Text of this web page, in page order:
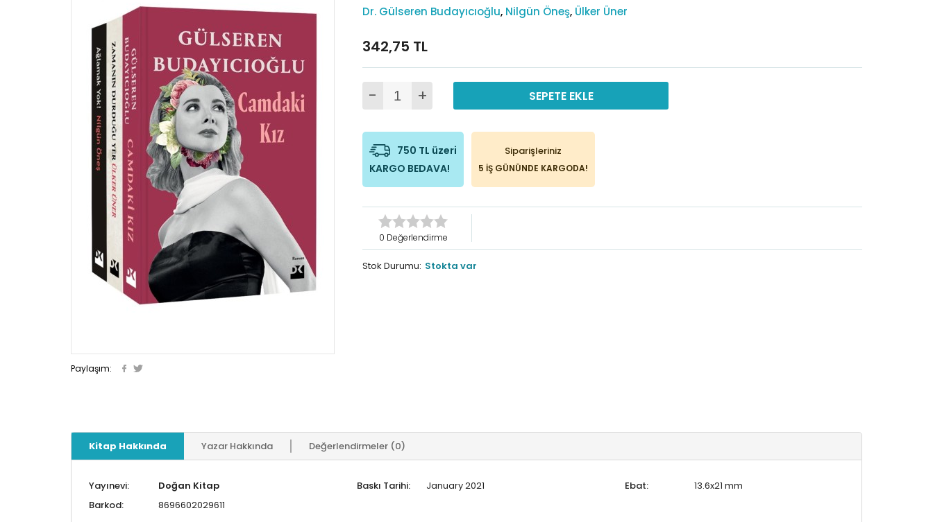
Paylaşım:
Dr. Gülseren Budayıcıoğlu, Nilgün Öneş, Ülker Üner
342,75 TL
- + SEPETE EKLE
750 TL üzeri
KARGO BEDAVA!
Siparişleriniz
5 İŞ GÜNÜNDE KARGODA!
0 Değerlendirme
Stok Durumu: Stokta var
Kitap Hakkında Yazar Hakkında Değerlendirmeler (0)
Yayınevi: Doğan Kitap Baskı Tarihi: January 2021 Ebat:
13.6x21 mm
Barkod:
8696602029611